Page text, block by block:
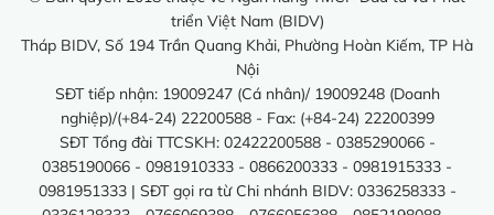
triển Việt Nam (BIDV)
Tháp BIDV, Số 194 Trần Quang Khải, Phường Hoàn Kiếm, TP Hà
Nội
SĐT tiếp nhận: 19009247 (Cá nhân)/ 19009248 (Doanh
nghiệp)/(+84-24) 22200588 - Fax: (+84-24) 22200399
SĐT Tổng đài TTCSKH: 02422200588 - 0385290066 -
0385190066 - 0981910333 - 0866200333 - 0981915333 -
0981951333 | SĐT gọi ra từ Chi nhánh BIDV: 0336258333 -